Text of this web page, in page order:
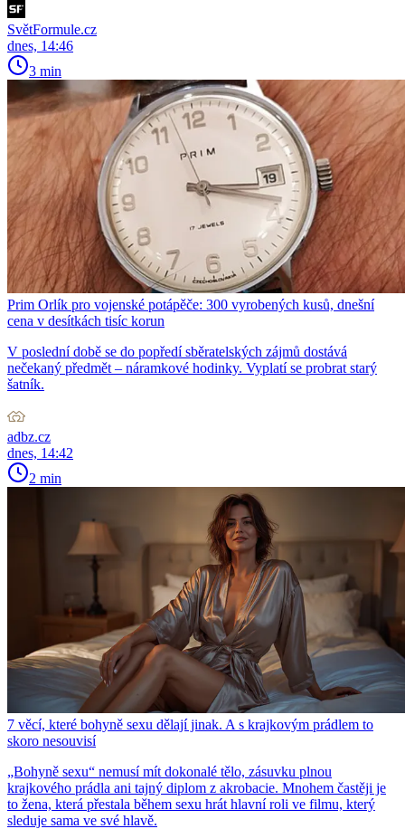
SvětFormule.cz
dnes, 14:46
3 min
Prim Orlík pro vojenské potápěče: 300 vyrobených kusů, dnešní
cena v desítkách tisíc korun
V poslední době se do popředí sběratelských zájmů dostává
nečekaný předmět – náramkové hodinky. Vyplatí se probrat starý
šatník.
adbz.cz
dnes, 14:42
2 min
7 věcí, které bohyně sexu dělají jinak. A s krajkovým prádlem to
skoro nesouvisí
„Bohyně sexu“ nemusí mít dokonalé tělo, zásuvku plnou
krajkového prádla ani tajný diplom z akrobacie. Mnohem častěji je
to žena, která přestala během sexu hrát hlavní roli ve filmu, který
sleduje sama ve své hlavě.